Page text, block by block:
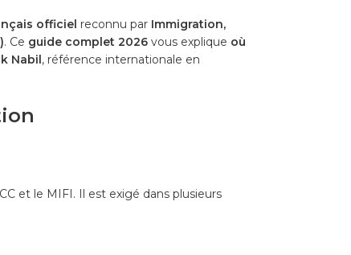
officiel reconnu par Immigration,
. Ce guide complet 2026 vous explique où
Nabil, référence internationale en
et le MIFI. Il est exigé dans plusieurs